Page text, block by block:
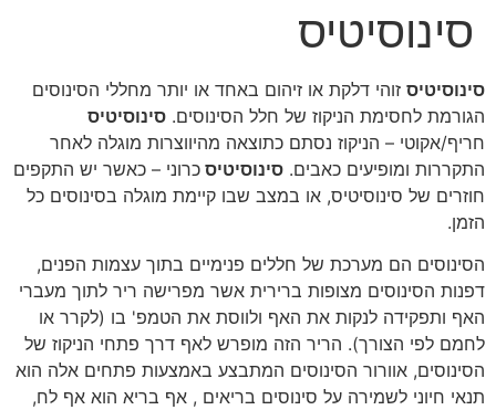
סינוסיטיס
סינוסיטיס זוהי דלקת או זיהום באחד או יותר מחללי הסינוסים
הגורמת לחסימת הניקוז של חלל הסינוסים. סינוסיטיס
חריף/אקוטי – הניקוז נסתם כתוצאה מהיווצרות מוגלה לאחר
התקררות ומופיעים כאבים. סינוסיטיס כרוני – כאשר יש התקפים
חוזרים של סינוסיטיס, או במצב שבו קיימת מוגלה בסינוסים כל
הזמן.
הסינוסים הם מערכת של חללים פנימיים בתוך עצמות הפנים,
דפנות הסינוסים מצופות ברירית אשר מפרישה ריר לתוך מעברי
האף ותפקידה לנקות את האף ולווסת את הטמפ' בו (לקרר או
לחמם לפי הצורך). הריר הזה מופרש לאף דרך פתחי הניקוז של
הסינוסים, אוורור הסינוסים המתבצע באמצעות פתחים אלה הוא
תנאי חיוני לשמירה על סינוסים בריאים , אף בריא הוא אף לח,